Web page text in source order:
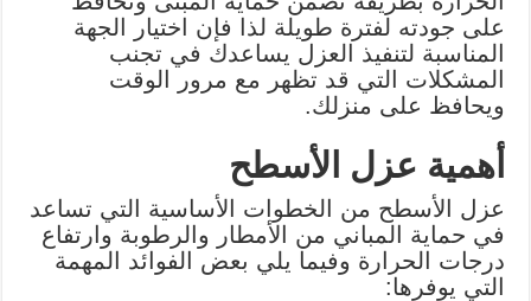
على جودته لفترة طويلة لذا فإن اختيار الجهة
المناسبة لتنفيذ العزل يساعدك في تجنب
المشكلات التي قد تظهر مع مرور الوقت
ويحافظ على منزلك.
أهمية عزل الأسطح
عزل الأسطح من الخطوات الأساسية التي تساعد
في حماية المباني من الأمطار والرطوبة وارتفاع
درجات الحرارة وفيما يلي بعض الفوائد المهمة
التي يوفرها: